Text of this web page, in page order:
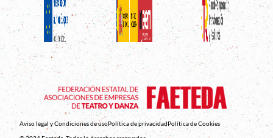
Aviso legal y Condiciones de usoPolítica de privacidadPolítica de Cookies